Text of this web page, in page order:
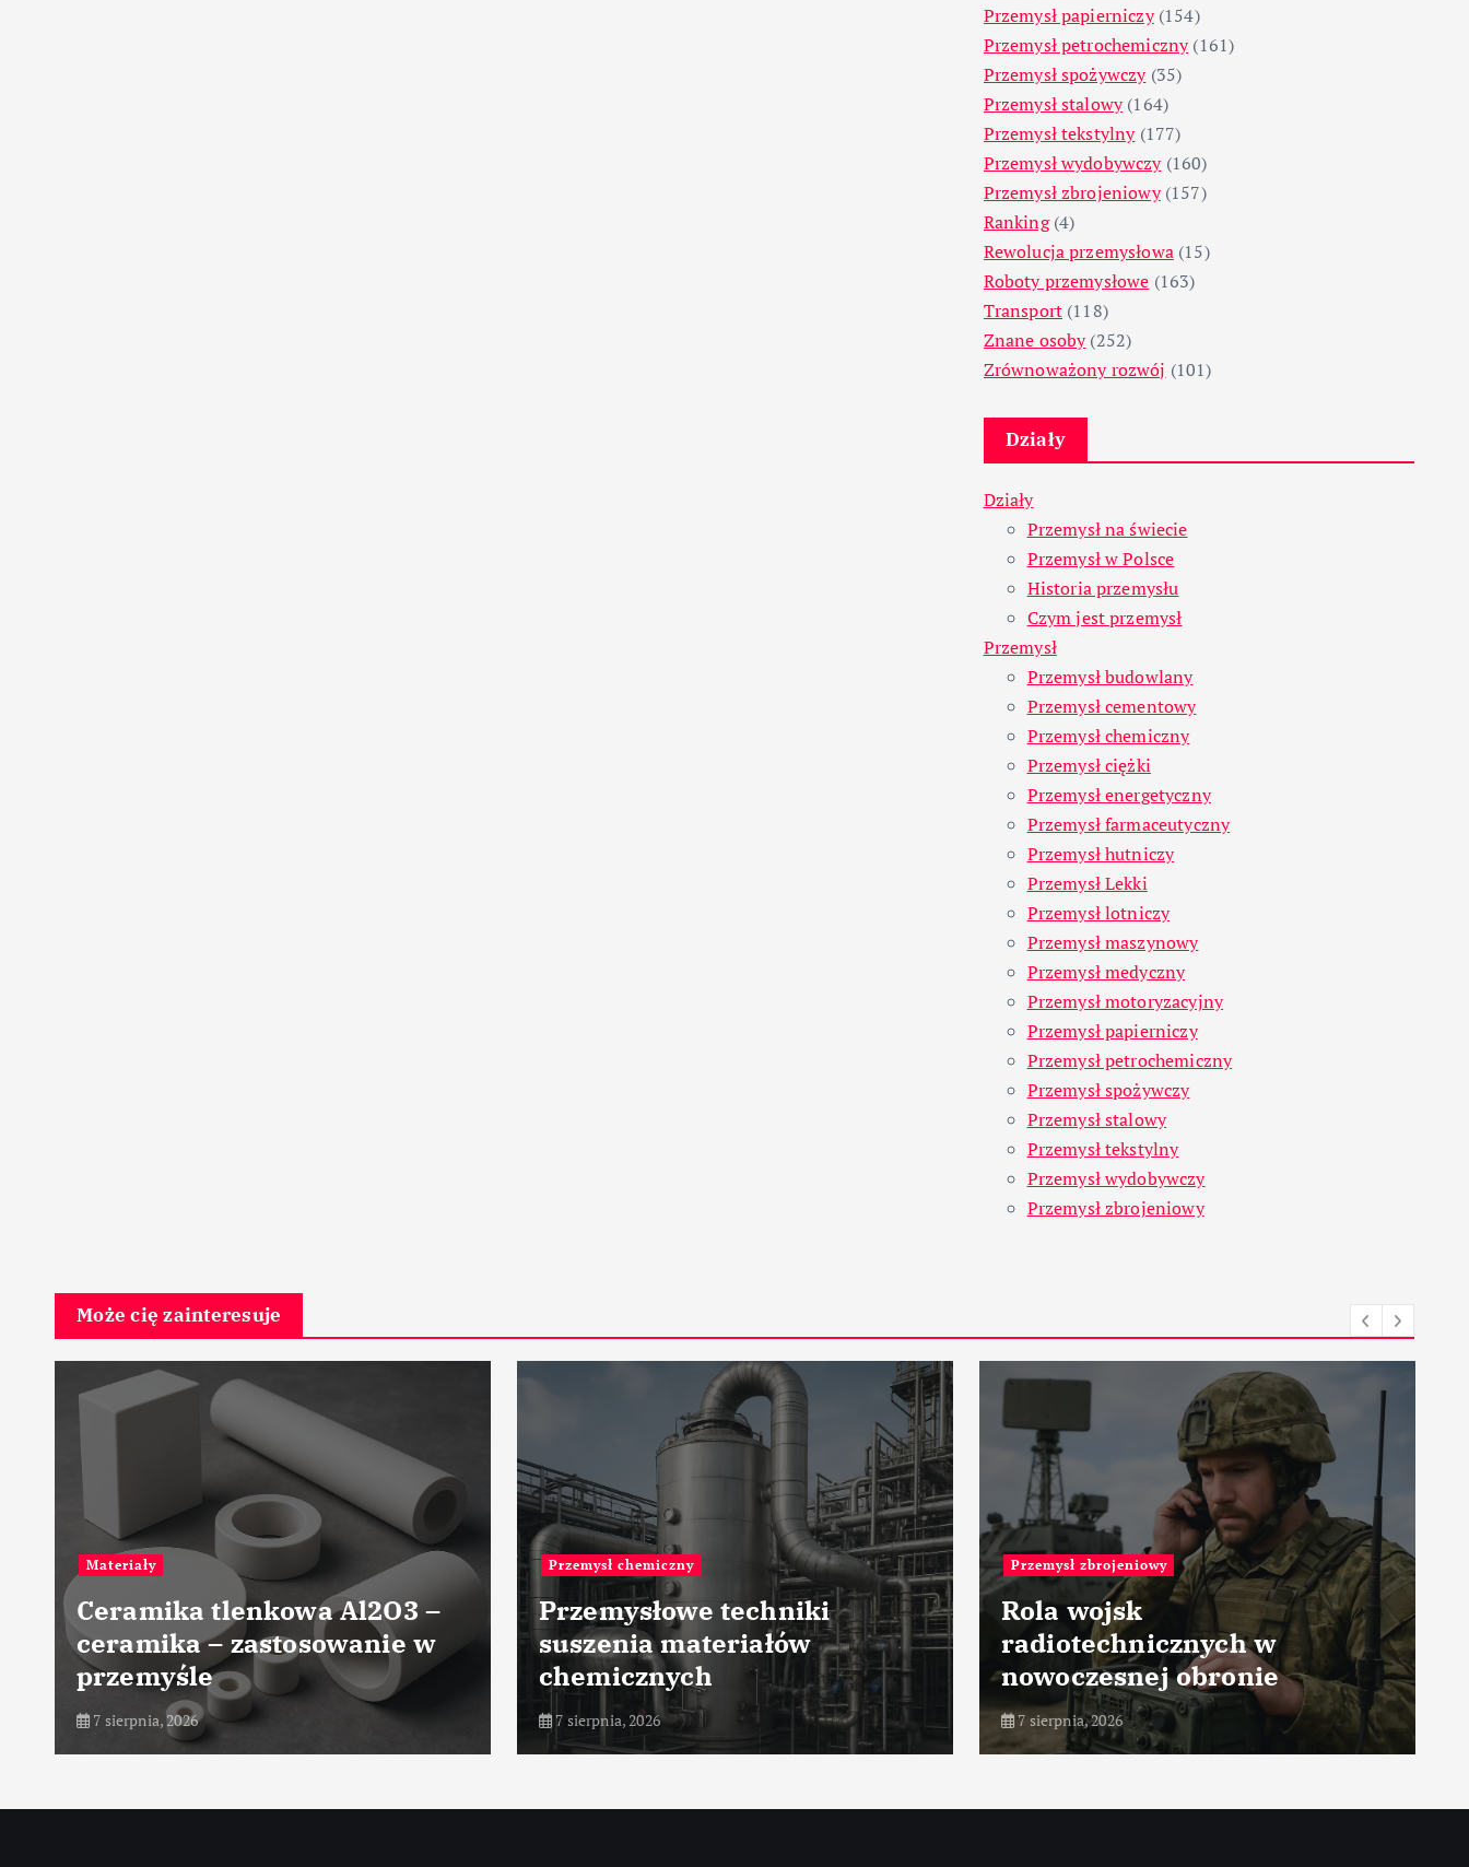
Przemysł papierniczy(154)
Przemysł petrochemiczny(161)
Przemysł spożywczy(35)
Przemysł stalowy(164)
Przemysł tekstylny(177)
Przemysł wydobywczy(160)
Przemysł zbrojeniowy(157)
Ranking(4)
Rewolucja przemysłowa(15)
Roboty przemysłowe (163)
Transport (118)
Znane osoby(252)
Zrównoważony rozwój (101)
Działy
Działy
Przemysł na świecie
Przemysł w Polsce
Historia przemysłu
Czym jest przemysł
Przemysł
Przemysł budowlany
Przemysł cementowy
Przemysł chemiczny
Przemysł ciężki
Przemysł energetyczny
Przemysł farmaceutyczny
Przemysł hutniczy
Przemysł Lekki
Przemysł lotniczy
Przemysł maszynowy
Przemysł medyczny
Przemysł motoryzacyjny
Przemysł papierniczy
Przemysł petrochemiczny
Przemysł spożywczy
Przemysł stalowy
Przemysł tekstylny
Przemysł wydobywczy
Przemysł zbrojeniowy
Może cię zainteresuje
Al2O3 –
w
Przemysł chemiczny
Przemysłowe techniki
suszenia materiałów
chemicznych
7 sierpnia, 2026
Przemysł zbrojeniowy
Rola wojsk
radiotechnicznych w
nowoczesnej obronie
7 sierpnia, 2026
Przemysł medyczny
Technologie optyczne w
tomografii
7 sierpnia, 2026